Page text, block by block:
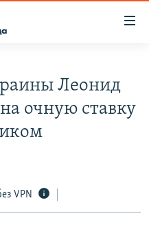
Леонид
очную ставку
VPN